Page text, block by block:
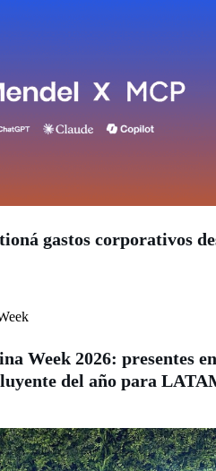
gastos corporativos
Week 2026: presentes
del año para